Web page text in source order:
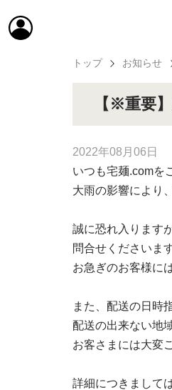
トップ お知らせ
【※重要
2022年08月06日
いつも宅麺.comを
大雨の影響により
誠に恐れ入ります
問合せくださいま
お急ぎのお客様に
また、配送の日時
配送の出来ない地
お客さまには大変
詳細につきまして